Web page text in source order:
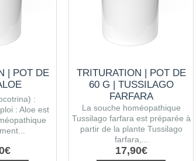
| POT DE
:
: Aloe est
€
TRITURATION | POT DE
60 G | TUSSILAGO
FARFARA
La souche homéopathique
Tussilago farfara est préparée à
partir de la plante Tussilago
farfara,...
17,90€